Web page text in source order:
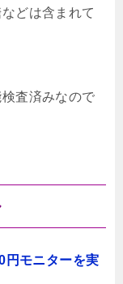
どは含まれて
査済みなので
円モニターを実